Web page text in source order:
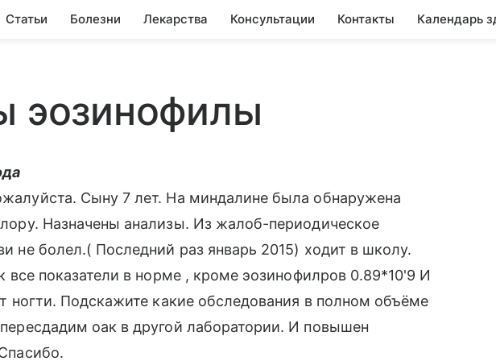
Статьи Болезни Лекарства Консультации Контакты Календарь
эозинофилы
Сыну 7 лет. На миндалине была обнаружена
Назначены анализы. Из жалоб-периодическое
не болел.( Последний раз январь 2015) ходит в школу.
все показатели в норме , кроме эозинофилров 0.89*10'9 И
ногти. Подскажите какие обследования в полном объёме
оак в другой лаборатории. И повышен